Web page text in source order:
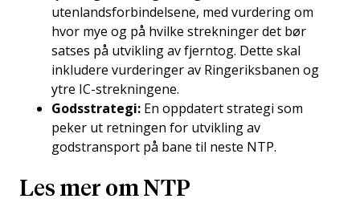
utenlandsforbindelsene, med vurdering om
hvor mye og på hvilke strekninger det bør
satses på utvikling av fjerntog. Dette skal
inkludere vurderinger av Ringeriksbanen og
ytre IC-strekningene​.
Godsstrategi​: En oppdatert strategi som
peker ut retningen for utvikling av
godstransport på bane til neste NTP.
Les mer om NTP